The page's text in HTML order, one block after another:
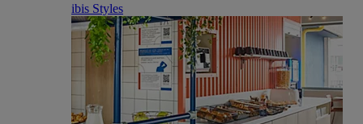
ibis Styles